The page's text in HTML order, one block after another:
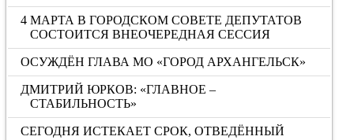
4 МАРТА В ГОРОДСКОМ СОВЕТЕ ДЕПУТАТОВ
СОСТОИТСЯ ВНЕОЧЕРЕДНАЯ СЕССИЯ
ОСУЖДЁН ГЛАВА МО «ГОРОД АРХАНГЕЛЬСК»
ДМИТРИЙ ЮРКОВ: «ГЛАВНОЕ –
СТАБИЛЬНОСТЬ»
СЕГОДНЯ ИСТЕКАЕТ СРОК, ОТВЕДЁННЫЙ